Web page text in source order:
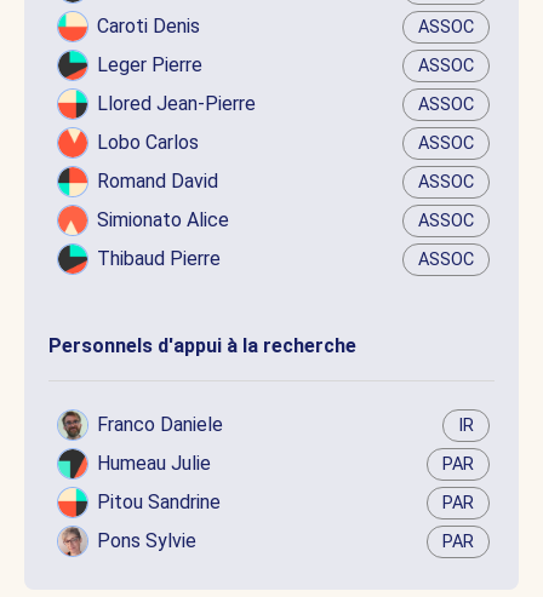
Caroti Denis ASSOC
Leger Pierre ASSOC
Llored Jean-Pierre ASSOC
Lobo Carlos ASSOC
Romand David ASSOC
Simionato Alice ASSOC
Thibaud Pierre ASSOC
Personnels d'appui à la recherche
Franco Daniele IR
Humeau Julie PAR
Pitou Sandrine PAR
Pons Sylvie PAR